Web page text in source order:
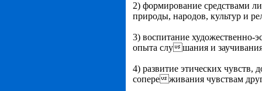
2) формирование средствами
природы, народов, культур и
3) воспитание художественно-
опыта слушания и
4) развитие этических
сопереживания чувствам